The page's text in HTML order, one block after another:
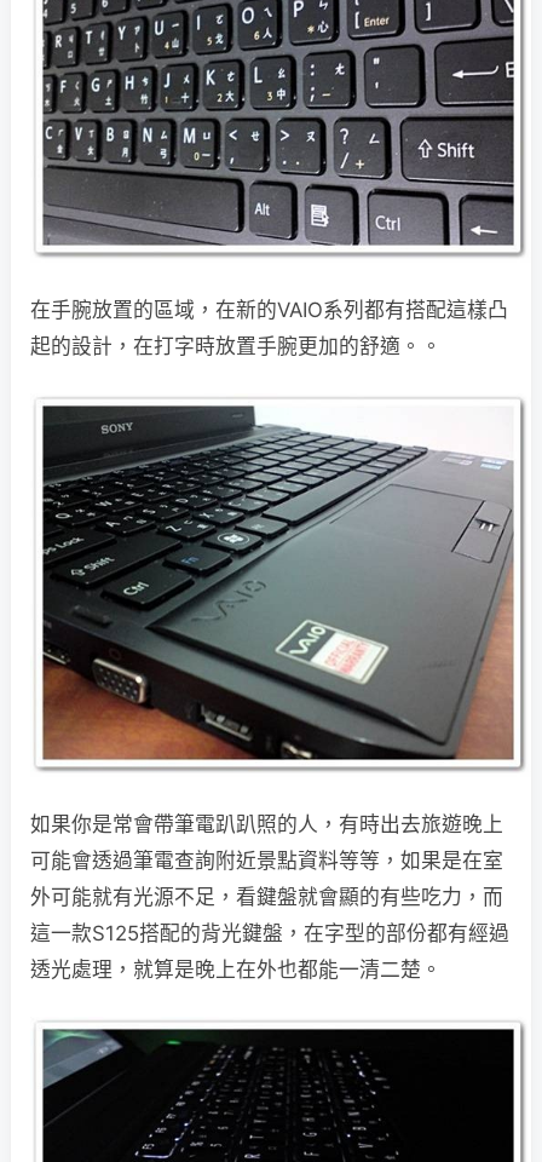
在手腕放置的區域，在新的VAIO系列都有搭配這樣凸
起的設計，在打字時放置手腕更加的舒適。。
如果你是常會帶筆電趴趴照的人，有時出去旅遊晚上
可能會透過筆電查詢附近景點資料等等，如果是在室
外可能就有光源不足，看鍵盤就會顯的有些吃力，而
這一款S125搭配的背光鍵盤，在字型的部份都有經過
透光處理，就算是晚上在外也都能一清二楚。